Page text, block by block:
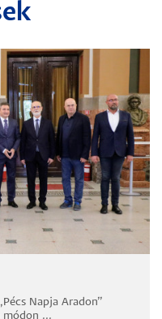
Napja Aradon”
módon ...